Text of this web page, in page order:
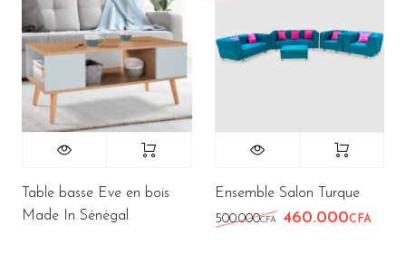
Table basse Eve en bois
Made In Sénégal
Ensemble Salon Turque
500.000CFA Le prix initial
460.000CFA